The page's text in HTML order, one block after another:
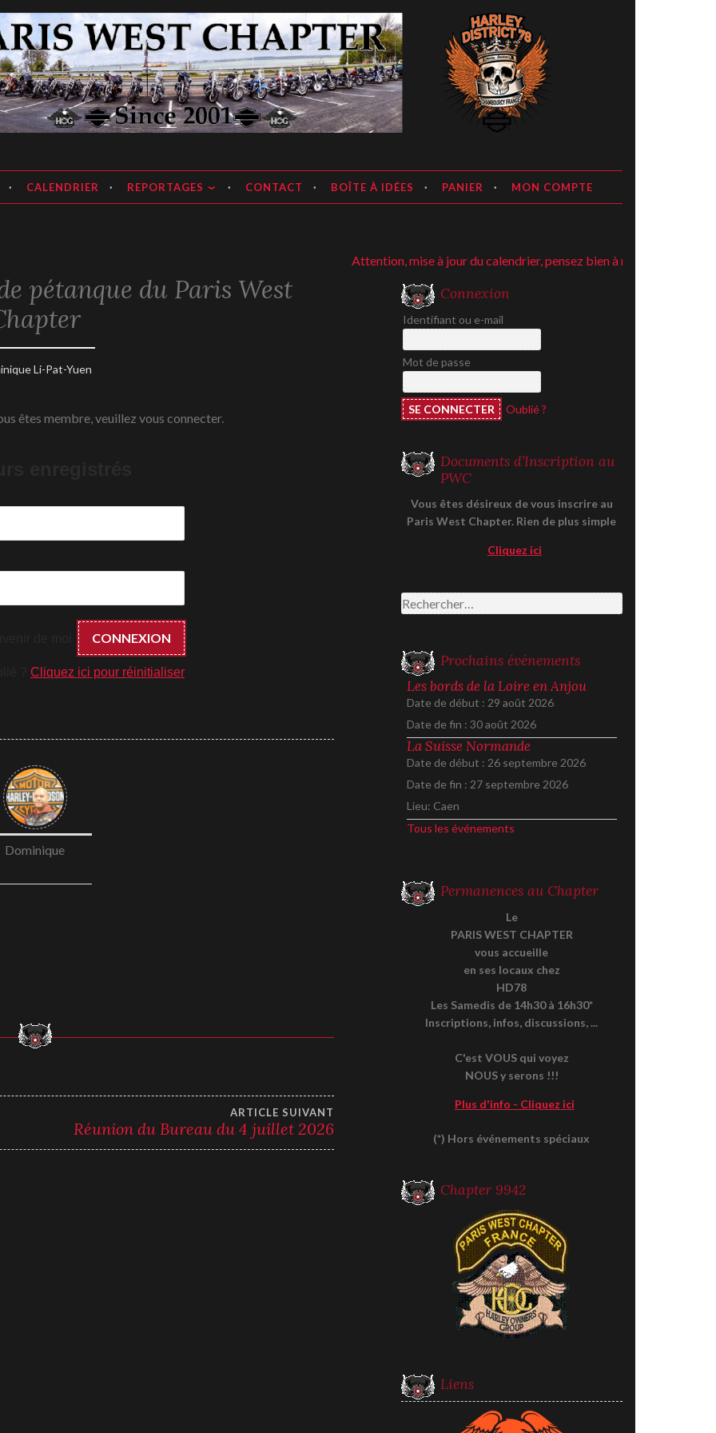
CALENDRIER REPORTAGES CONTACT BOÎTE À IDÉES PANIER MON COMPTE
Attention, mise à jour du calendrier, pensez bien à regarder ;-)
pétanque du Paris West
Li-Pat-Yuen
êtes membre, veuillez vous connecter.
Cliquez ici pour réinitialiser
Dominique
ARTICLE SUIVANT
Réunion du Bureau du 4 juillet 2026
Connexion
Identifiant ou e-mail
Mot de passe
Oublié ?
Documents d’Inscription au
PWC
Vous êtes désireux de vous inscrire au
Paris West Chapter. Rien de plus simple
Cliquez ici
Rechercher :
Prochains événements
Les bords de la Loire en Anjou
Date de début : 29 août 2026
Date de fin : 30 août 2026
La Suisse Normande
Date de début : 26 septembre 2026
Date de fin : 27 septembre 2026
Lieu: Caen
Tous les événements
Permanences au Chapter
Le
PARIS WEST CHAPTER
vous accueille
en ses locaux chez
HD78
Les Samedis de 14h30 à 16h30*
Inscriptions, infos, discussions, ...
C'est VOUS qui voyez
NOUS y serons !!!
Plus d'info - Cliquez ici
(*) Hors événements spéciaux
Chapter 9942
Liens